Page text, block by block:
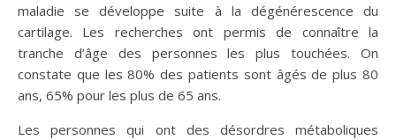
maladie se développe suite à la dégénérescence du
cartilage. Les recherches ont permis de connaître la
tranche d’âge des personnes les plus touchées. On
constate que les 80% des patients sont âgés de plus 80
ans, 65% pour les plus de 65 ans.
Les personnes qui ont des désordres métaboliques